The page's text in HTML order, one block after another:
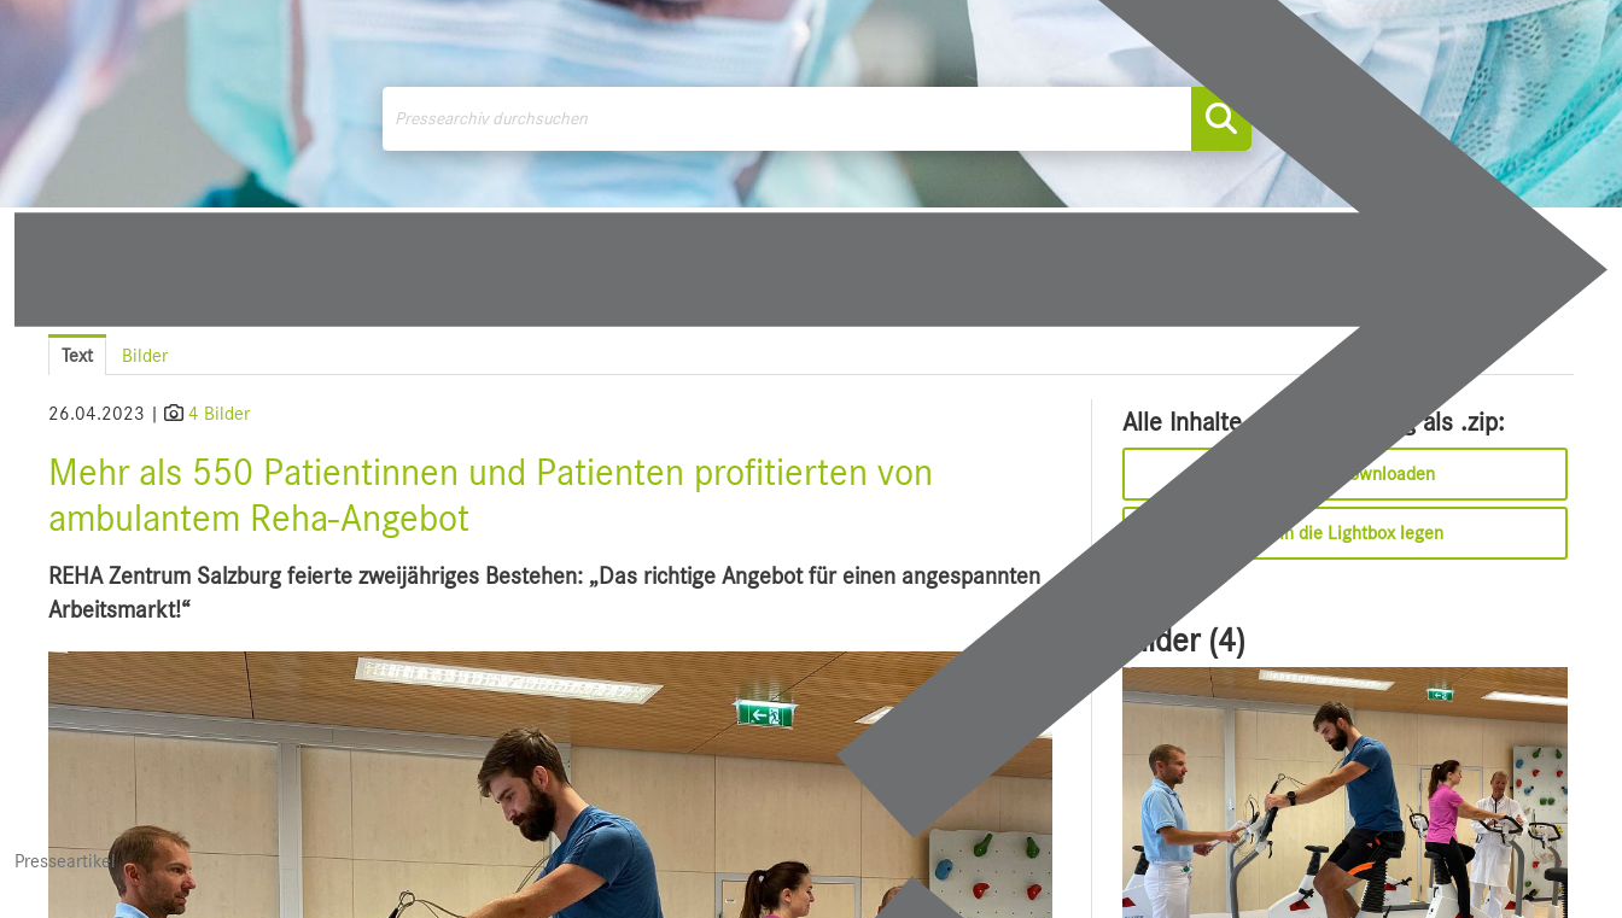
Presseartikel
Text Bilder
26.04.2023 | 4 Bilder
Mehr als 550 Patientinnen und Patienten profitierten von
ambulantem Reha-Angebot
REHA Zentrum Salzburg feierte zweijähriges Bestehen: „Das richtige Angebot für einen angespannten
Arbeitsmarkt!“
Alle Inhalte dieser Meldung als .zip:
Sofort downloaden
In die Lightbox legen
Bilder (4)